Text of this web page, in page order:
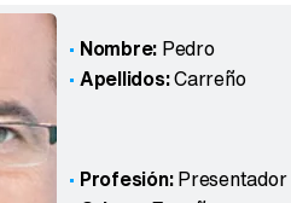
Nombre: Pedro
Apellidos:Carreño
Profesión:Presentador